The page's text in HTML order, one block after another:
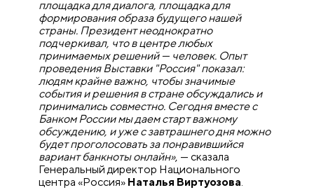
площадка для диалога, площадка для
формирования образа будущего нашей
страны. Президент неоднократно
подчеркивал, что в центре любых
принимаемых решений — человек. Опыт
проведения Выставки "Россия" показал:
людям крайне важно, чтобы значимые
события и решения в стране обсуждались и
принимались совместно. Сегодня вместе с
Банком России мы даем старт важному
обсуждению, и уже с завтрашнего дня можно
будет проголосовать за понравившийся
вариант банкноты онлайн», — сказала
Генеральный директор Национального
центра «Россия» Наталья Виртуозова.